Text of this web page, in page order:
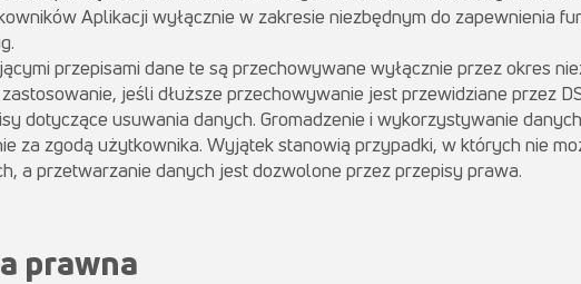
Aplikacji wyłącznie w zakresie niezbędnym do zapewnienia
przepisami dane te są przechowywane wyłącznie przez okres
jeśli dłuższe przechowywanie jest przewidziane przez
dotyczące usuwania danych. Gromadzenie i wykorzystywanie
za zgodą użytkownika. Wyjątek stanowią przypadki, w których nie
a przetwarzanie danych jest dozwolone przez przepisy prawa.
prawna